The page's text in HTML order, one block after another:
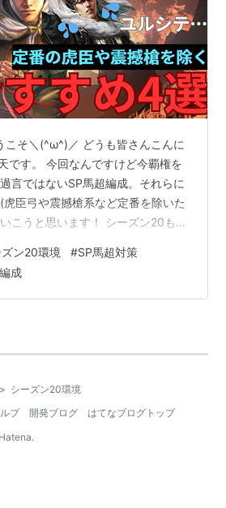
こそ＼(^ω^)／ どうも皆さんこんに
です。 今回なんですけど今覇権を
言ではないSP馬超編成。それらに
臣弓や震撼槍系など定番を除いた
こうと思います！ シーズン20も多
たのか？またそれらの共通点にも
ます！ それではやっていきましょ
超対策編成4選解説 ２ 序盤のSP馬
に強かったSP馬超…
ン20環境 #SP馬超対策
成
> シーズン20環境
プ 開発ブログ
はてなブログトップ
Hatena.